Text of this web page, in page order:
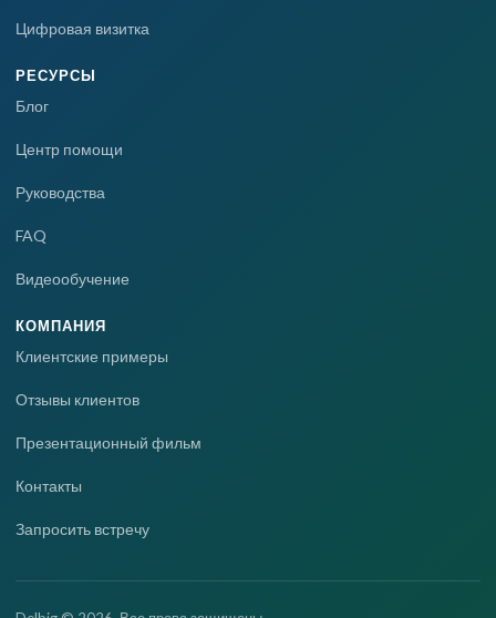
Цифровая визитка
РЕСУРСЫ
Блог
Центр помощи
Руководства
FAQ
Видеообучение
КОМПАНИЯ
Клиентские примеры
Отзывы клиентов
Презентационный фильм
Контакты
Запросить встречу